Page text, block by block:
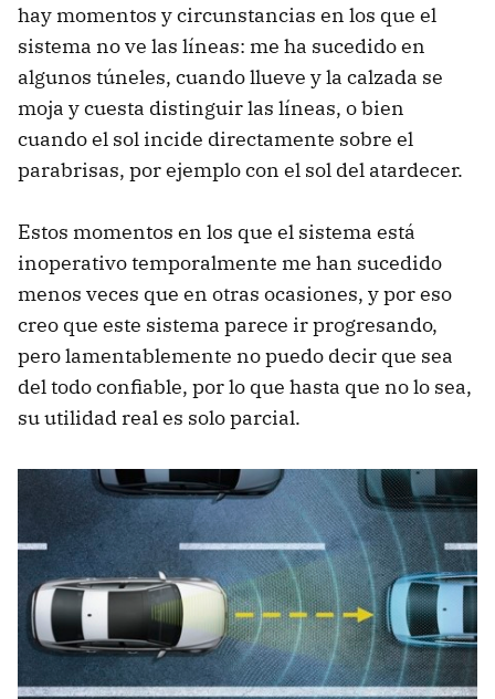
hay momentos y circunstancias en los que el
sistema no ve las líneas: me ha sucedido en
algunos túneles, cuando llueve y la calzada se
moja y cuesta distinguir las líneas, o bien
cuando el sol incide directamente sobre el
parabrisas, por ejemplo con el sol del atardecer.
Estos momentos en los que el sistema está
inoperativo temporalmente me han sucedido
menos veces que en otras ocasiones, y por eso
creo que este sistema parece ir progresando,
pero lamentablemente no puedo decir que sea
del todo confiable, por lo que hasta que no lo sea,
su utilidad real es solo parcial.